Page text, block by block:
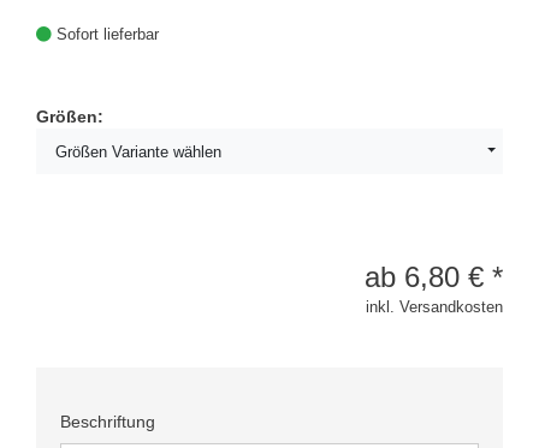
Sofort lieferbar
Größen:
Größen Variante wählen
ab 6,80 € *
inkl. Versandkosten
Beschriftung